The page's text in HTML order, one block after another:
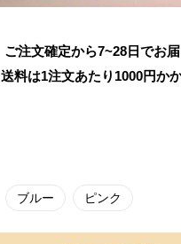
ご注文確定から7~28日でお
送料は1注文あたり 1000円か
ブルー ピンク